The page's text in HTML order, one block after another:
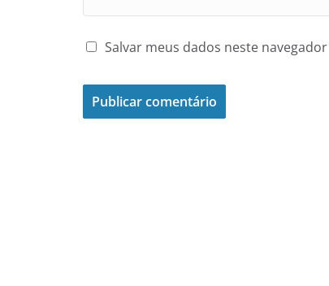
Salvar meus dados neste